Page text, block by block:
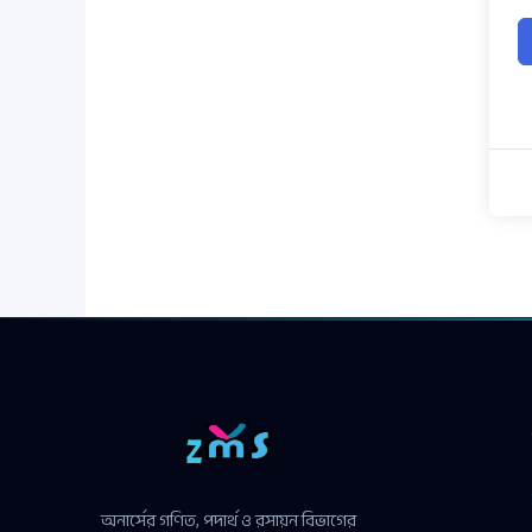
অনার্সের গণিত, পদার্থ ও রসায়ন বিভাগের